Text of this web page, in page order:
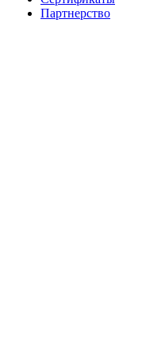
Партнерство